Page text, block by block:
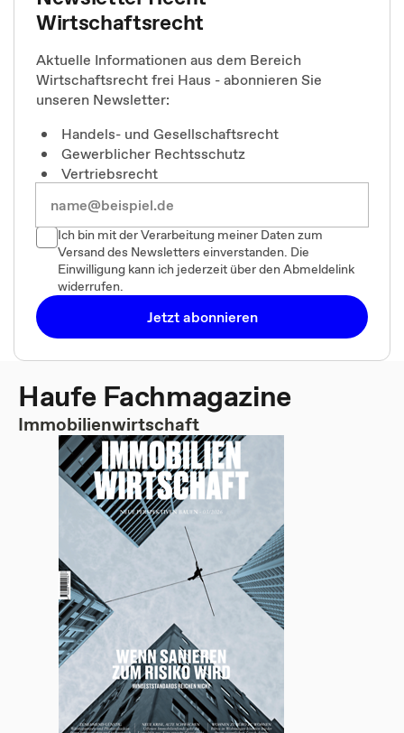
Wirtschaftsrecht
Aktuelle Informationen aus dem Bereich
Wirtschaftsrecht frei Haus - abonnieren Sie
unseren Newsletter:
Handels- und Gesellschaftsrecht
Gewerblicher Rechtsschutz
Vertriebsrecht
Ich bin mit der Verarbeitung meiner Daten zum
Versand des Newsletters einverstanden. Die
Einwilligung kann ich jederzeit über den Abmeldelink
widerrufen.
Jetzt abonnieren
Haufe Fachmagazine
Immobilienwirtschaft